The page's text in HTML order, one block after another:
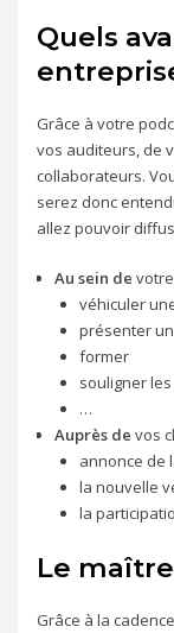
Quels
Grâce à votre
vos auditeurs, de
collaborateurs.
serez donc
allez pouvoir
Au sein de
véhiculer
présenter
former
souligner
…
Auprès de vos
annonce de
la nouvelle
la
Le
Grâce à la